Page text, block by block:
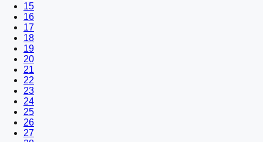
15
16
17
18
19
20
21
22
23
24
25
26
27